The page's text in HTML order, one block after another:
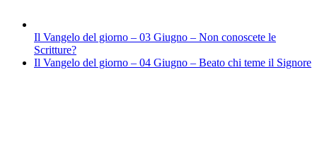
Il Vangelo del giorno – 03 Giugno – Non conoscete le
Scritture?
Il Vangelo del giorno – 04 Giugno – Beato chi teme il Signore